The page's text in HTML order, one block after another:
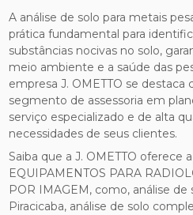
A análise de solo para metais
prática fundamental para
substâncias nocivas no solo,
meio ambiente e a saúde das
empresa J. OMETTO se
segmento de assessoria em
serviço especializado e de alta
necessidades de seus clientes.
Saiba que a J. OMETTO oferece
EQUIPAMENTOS PARA
POR IMAGEM, como, análise de
Piracicaba, análise de solo